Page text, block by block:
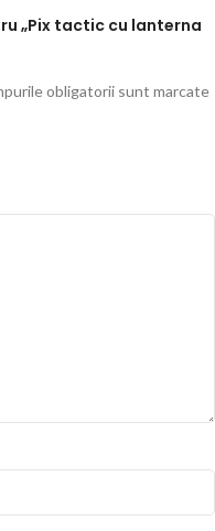
„Pix tactic cu lanterna
obligatorii sunt marcate